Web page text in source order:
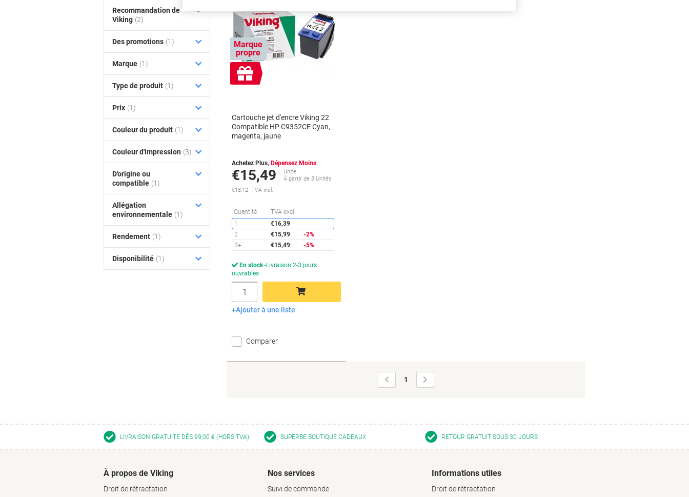
Marque
propre
Cadeau
gratuit
Cartouche jet d'encre Viking 22
Compatible HP C9352CE Cyan,
magenta, jaune
Achetez Plus, Dépensez Moins
€15,49
Unité
À partir de 3 Unités
€18,12 TVA incl.
Quantité TVA excl.
1
€16,39
2
€15,99
-2%
3+
€15,49 -5%
En stock Livraison 2-3 jours
ouvrables
Quantité
Ajouter au panier
Ajouter à une liste
Comparer
Page
précédente
1
suivante
Recommandation de
Viking (2)
Des promotions (1)
Marque (1)
Type de produit (1)
Prix (1)
Couleur du produit (1)
Couleur d'impression (3)
D'origine ou
compatible (1)
Allégation
environnementale (1)
Rendement (1)
Disponibilité (1)
LIVRAISON GRATUITE DÈS 99,00 € (HORS TVA) SUPERBE BOUTIQUE CADEAUX RETOUR GRATUIT SOUS 30 JOURS
À propos de Viking
Droit de rétractation
Nos services
Suivi de commande
Informations utiles
Droit de rétractation